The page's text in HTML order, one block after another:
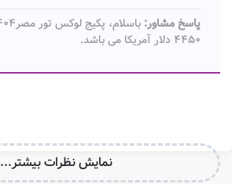
پاسخ مشاور:
۴۴۵۰ دلار آمریکا می باشد.
نمایش نظرات بیشتر...